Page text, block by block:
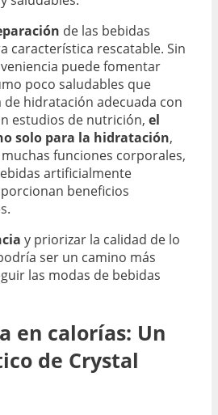
de las bebidas
característica rescatable. Sin
puede fomentar
poco saludables que
hidratación adecuada con
estudios de nutrición, el
solo para la hidratación,
funciones corporales,
artificialmente
beneficios
y priorizar la calidad de lo
ser un camino más
las modas de bebidas
en calorías: Un
de Crystal